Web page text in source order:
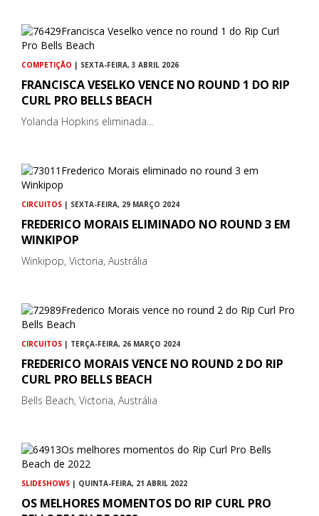
COMPETIÇÃO | SEXTA-FEIRA, 3 ABRIL 2026
FRANCISCA VESELKO VENCE NO ROUND 1 DO RIP
CURL PRO BELLS BEACH
Yolanda Hopkins eliminada...
CIRCUITOS | SEXTA-FEIRA, 29 MARÇO 2024
FREDERICO MORAIS ELIMINADO NO ROUND 3 EM
WINKIPOP
Winkipop, Victoria, Austrália
CIRCUITOS | TERÇA-FEIRA, 26 MARÇO 2024
FREDERICO MORAIS VENCE NO ROUND 2 DO RIP
CURL PRO BELLS BEACH
Bells Beach, Victoria, Austrália
SLIDESHOWS | QUINTA-FEIRA, 21 ABRIL 2022
OS MELHORES MOMENTOS DO RIP CURL PRO